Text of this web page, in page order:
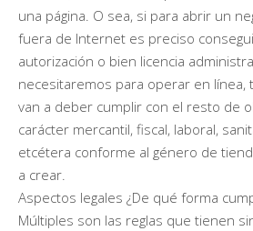
una página. O sea, si para abrir un
fuera de Internet es preciso
autorización o bien licencia
necesitaremos para operar en línea,
van a deber cumplir con el resto de
carácter mercantil, fiscal, laboral,
etcétera conforme al género de
a crear.
Aspectos legales ¿De qué forma
Múltiples son las reglas que tienen